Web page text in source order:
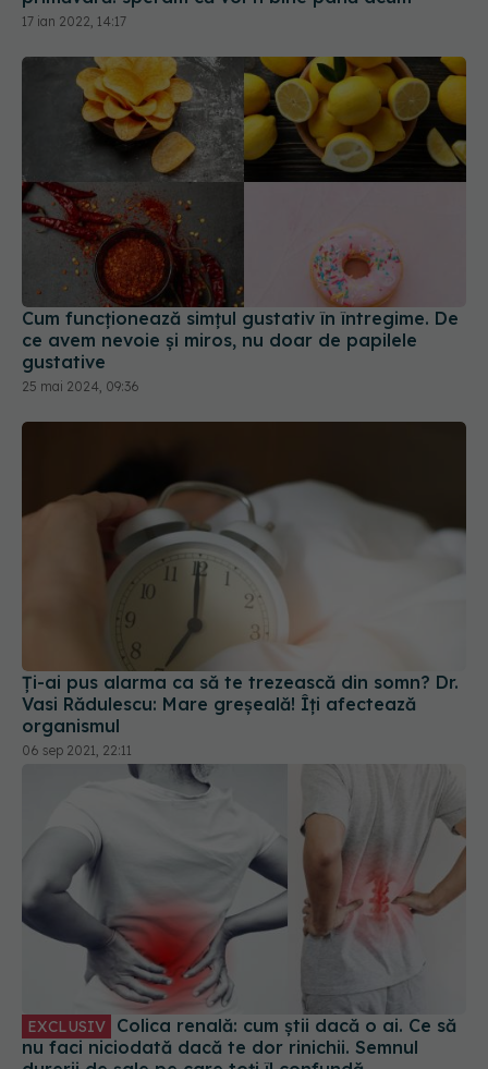
Cum funcționează simțul gustativ în întregime. De
ce avem nevoie și miros, nu doar de papilele
gustative
25 mai 2024, 09:36
Ți-ai pus alarma ca să te trezească din somn? Dr.
Vasi Rădulescu: Mare greșeală! Îți afectează
organismul
06 sep 2021, 22:11
EXCLUSIV
nu faci niciodată dacă te dor rinichii. Semnul
durerii de șale pe care toți îl confundă
01 iul 2023, 10:28